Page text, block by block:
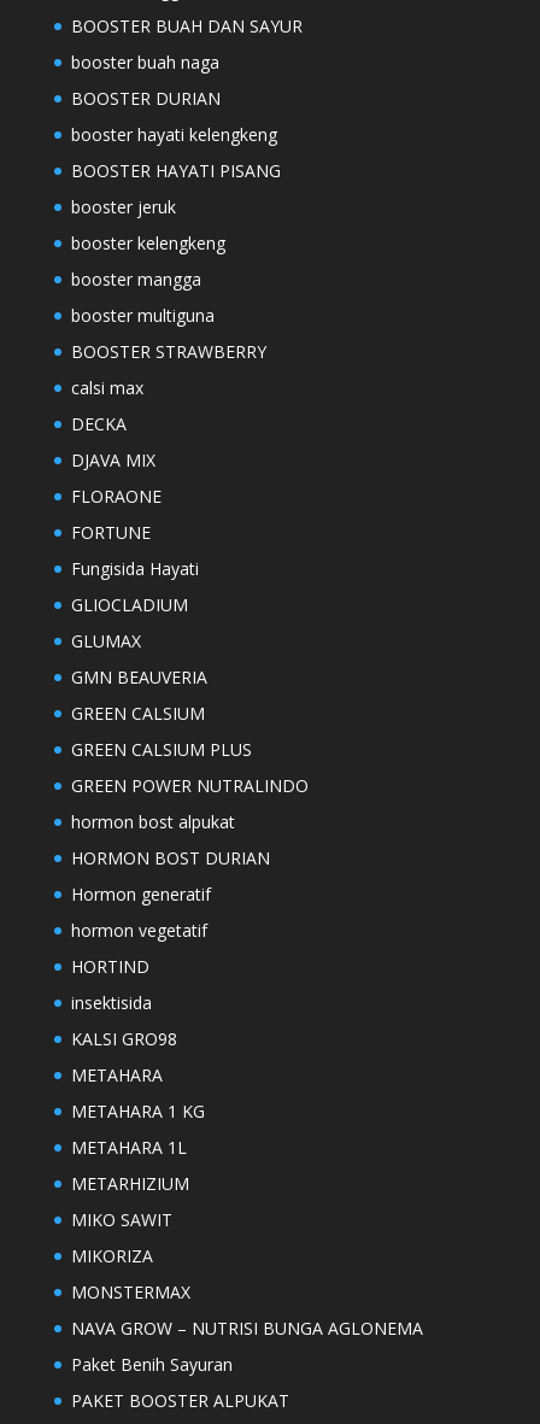
BOOSTER BUAH DAN SAYUR
booster buah naga
BOOSTER DURIAN
booster hayati kelengkeng
BOOSTER HAYATI PISANG
booster jeruk
booster kelengkeng
booster mangga
booster multiguna
BOOSTER STRAWBERRY
calsi max
DECKA
DJAVA MIX
FLORAONE
FORTUNE
Fungisida Hayati
GLIOCLADIUM
GLUMAX
GMN BEAUVERIA
GREEN CALSIUM
GREEN CALSIUM PLUS
GREEN POWER NUTRALINDO
hormon bost alpukat
HORMON BOST DURIAN
Hormon generatif
hormon vegetatif
HORTIND
insektisida
KALSI GRO98
METAHARA
METAHARA 1 KG
METAHARA 1L
METARHIZIUM
MIKO SAWIT
MIKORIZA
MONSTERMAX
NAVA GROW – NUTRISI BUNGA AGLONEMA
Paket Benih Sayuran
PAKET BOOSTER ALPUKAT